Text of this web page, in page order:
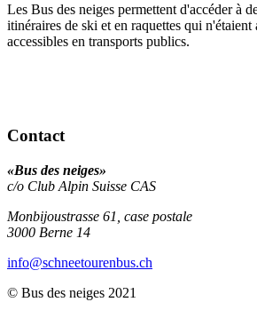
Les Bus des neiges permettent d'accéder à
itinéraires de ski et en raquettes qui n'étaient
accessibles en transports publics.
Contact
«Bus des neiges»
c/o Club Alpin Suisse CAS
Monbijoustrasse 61, case postale
3000 Berne 14
info@schneetourenbus.ch
© Bus des neiges 2021